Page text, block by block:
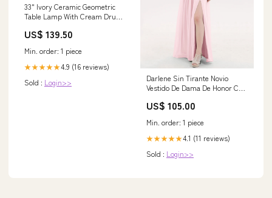
33" Ivory Ceramic Geometric
Table Lamp With Cream Drum
US$ 139.50
Min. order: 1 piece
★★★★★4.9 (16 reviews)
Sold : Login>>
Darlene Sin Tirante Novio
Vestido De Dama De Honor Con
Grandes Size:EU56
US$ 105.00
Min. order: 1 piece
★★★★★4.1 (11 reviews)
Sold : Login>>